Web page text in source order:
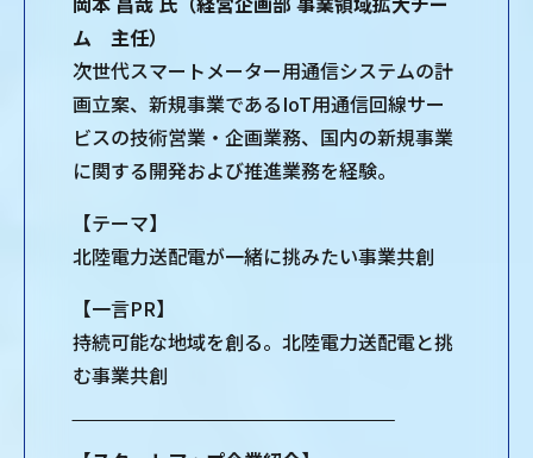
ム 主任）
次世代スマートメーター用通信システムの計
画立案、新規事業であるIoT用通信回線サー
ビスの技術営業・企画業務、国内の新規事業
に関する開発および推進業務を経験。
【テーマ】
北陸電力送配電が一緒に挑みたい事業共創
【一言PR】
持続可能な地域を創る。北陸電力送配電と挑
む事業共創
‾‾‾‾‾‾‾‾‾‾‾‾‾‾‾‾‾‾‾‾‾‾‾‾‾‾‾‾‾‾‾‾‾‾‾‾‾‾‾‾‾‾‾‾‾‾‾‾‾‾‾‾‾‾